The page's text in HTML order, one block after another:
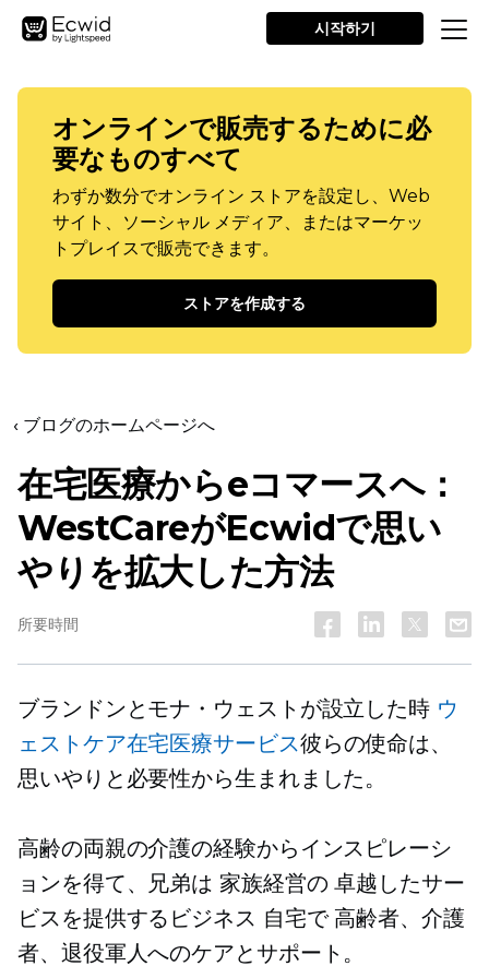
시작하기
オンラインで販売するために必
要なものすべて
わずか数分でオンライン ストアを設定し、Web
サイト、ソーシャル メディア、またはマーケッ
トプレイスで販売できます。
ストアを作成する
‹ ブログのホームページへ
在宅医療からeコマースへ：
WestCareがEcwidで思い
やりを拡大した方法
所要時間
ブランドンとモナ・ウェストが設立した時 ウ
ェストケア在宅医療サービス彼らの使命は、
思いやりと必要性から生まれました。
高齢の両親の介護の経験からインスピレーシ
ョンを得て、兄弟は 家族経営の 卓越したサー
ビスを提供するビジネス 自宅で高齢者、介護
者、退役軍人へのケアとサポート。